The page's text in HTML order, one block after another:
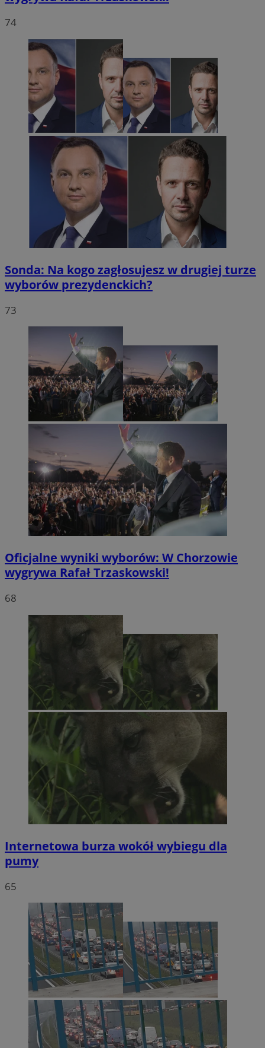
74
Sonda: Na kogo zagłosujesz w drugiej turze
wyborów prezydenckich?
73
Oficjalne wyniki wyborów: W Chorzowie
wygrywa Rafał Trzaskowski!
68
Internetowa burza wokół wybiegu dla
pumy
65